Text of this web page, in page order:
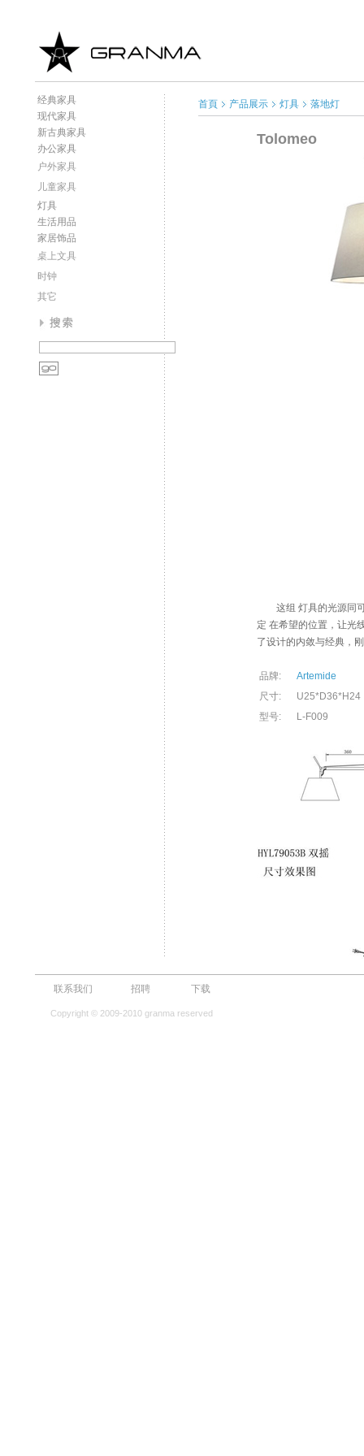
经典家具
现代家具
新古典家具
办公家具
户外家具
儿童家具
灯具
生活用品
家居饰品
桌上文具
时钟
其它
首頁 产品展示 灯具 落地灯
Tolomeo
这组 灯具的光源同可
定 在希望的位置，让光
了设计的内敛与经典，
品牌:
Artemide
尺寸:
U25*D36*H24
型号:
L-F009
联系我们 招聘 下载
Copyright © 2009-2010 granma reserved